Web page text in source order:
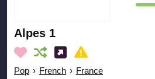
Alpes 1
Pop › French › France